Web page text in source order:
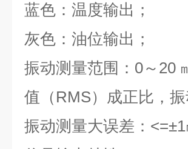
蓝色：温度输出；
灰色：油位输出；
振动测量范围：0～20
值（RMS）成正比，
振动测量大误差：